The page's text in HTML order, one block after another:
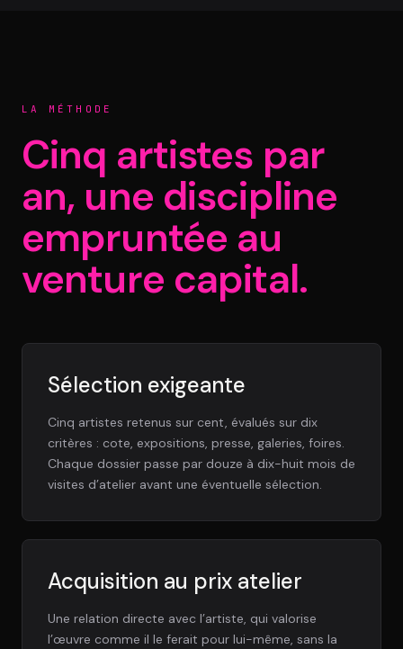
LA MÉTHODE
Cinq artistes par
an, une discipline
empruntée au
venture capital.
Sélection exigeante
Cinq artistes retenus sur cent, évalués sur dix
critères : cote, expositions, presse, galeries, foires.
Chaque dossier passe par douze à dix-huit mois de
visites d’atelier avant une éventuelle sélection.
Acquisition au prix atelier
Une relation directe avec l’artiste, qui valorise
l’œuvre comme il le ferait pour lui-même, sans la